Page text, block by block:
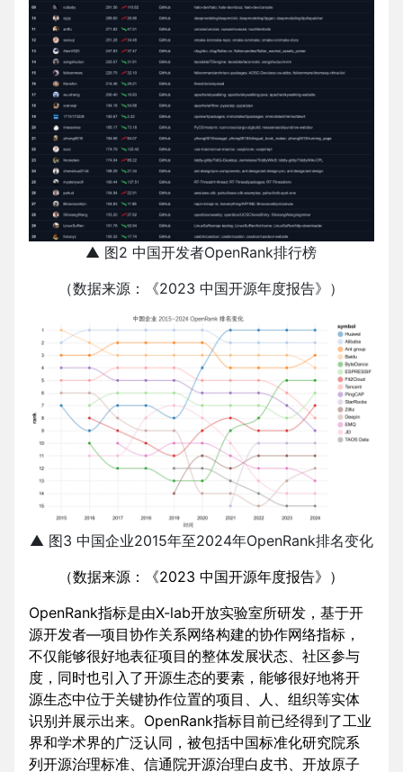
▲ 图2 中国开发者OpenRank排行榜
（数据来源：《2023 中国开源年度报告》）
▲ 图3 中国企业2015年至2024年OpenRank排名变化
（数据来源：《2023 中国开源年度报告》）
OpenRank指标是由X-lab开放实验室所研发，基于开
源开发者—项目协作关系网络构建的协作网络指标，
不仅能够很好地表征项目的整体发展状态、社区参与
度，同时也引入了开源生态的要素，能够很好地将开
源生态中位于关键协作位置的项目、人、组织等实体
识别并展示出来。OpenRank指标目前已经得到了工业
界和学术界的广泛认同，被包括中国标准化研究院系
列开源治理标准、信通院开源治理白皮书、开放原子